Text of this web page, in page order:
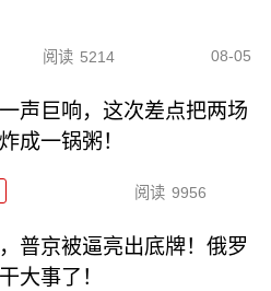
阅读 5214 08-05
声巨响，这次差点把两场
成一锅粥！
阅读 9956
普京被逼亮出底牌！俄罗
大事了！